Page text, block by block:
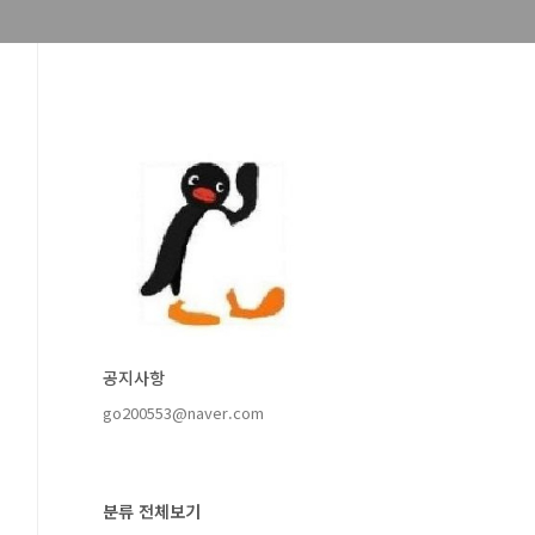
공지사항
go200553@naver.com
분류 전체보기